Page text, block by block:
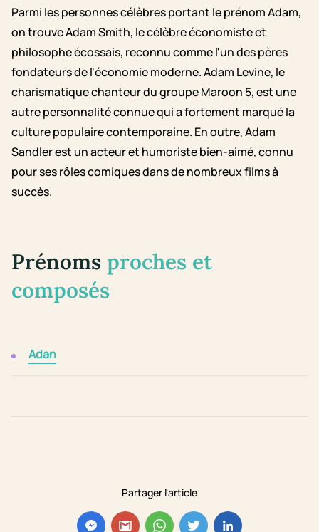
Partager l'article
Parmi les personnes célèbres portant le prénom Adam,
on trouve Adam Smith, le célèbre économiste et
philosophe écossais, reconnu comme l'un des pères
fondateurs de l'économie moderne. Adam Levine, le
charismatique chanteur du groupe Maroon 5, est une
autre personnalité connue qui a fortement marqué la
culture populaire contemporaine. En outre, Adam
Sandler est un acteur et humoriste bien-aimé, connu
pour ses rôles comiques dans de nombreux films à
succès.
Prénoms proches et
composés
Adan